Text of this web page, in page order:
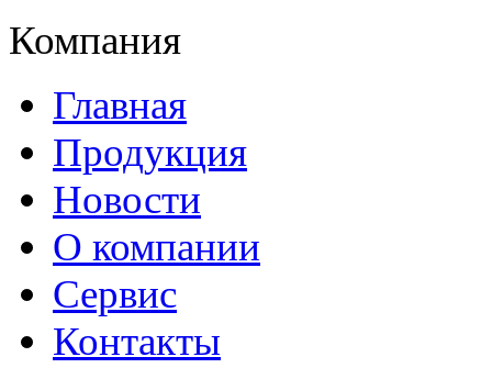
Компания
Главная
Продукция
Новости
О компании
Сервис
Контакты